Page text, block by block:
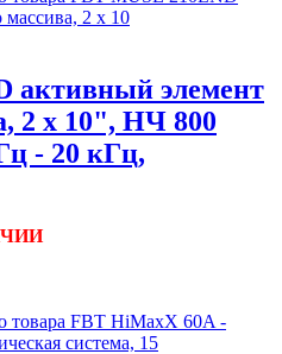
активный элемент
2 х 10", НЧ 800
- 20 кГц,